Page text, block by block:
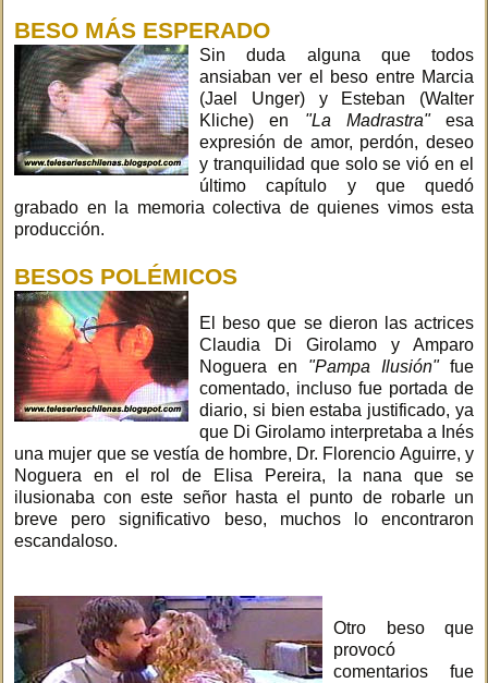
BESO MÁS ESPERADO
Sin duda alguna que todos
ansiaban ver el beso entre Marcia
(Jael Unger) y Esteban (Walter
Kliche) en "La Madrastra"esa
expresión de amor, perdón, deseo
y tranquilidad que solo se vió en el
último capítulo y que quedó
grabado en la memoria colectiva de quienes vimos esta
producción.
BESOS POLÉMICOS
El beso que se dieron las actrices
Claudia Di Girolamo y Amparo
Noguera en "Pampa Ilusión"fue
comentado, incluso fue portada de
diario, si bien estaba justificado, ya
que Di Girolamo interpretaba a Inés
una mujer que se vestía de hombre, Dr. Florencio Aguirre, y
Noguera en el rol de Elisa Pereira, la nana que se
ilusionaba con este señor hasta el punto de robarle un
breve pero significativo beso, muchos lo encontraron
escandaloso.
Otro beso que
provocó
comentarios fue